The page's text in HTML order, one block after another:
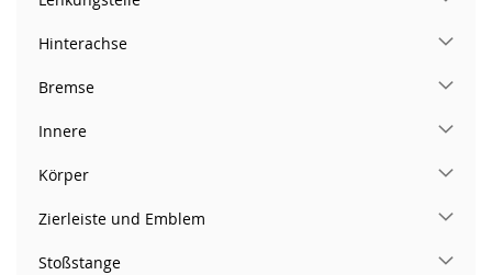
Hinterachse
Bremse
Innere
Körper
Zierleiste und Emblem
Stoßstange